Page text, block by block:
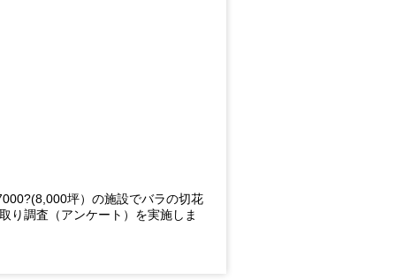
坪）の施設でバラの切花
り調査（アンケート）を実施しま